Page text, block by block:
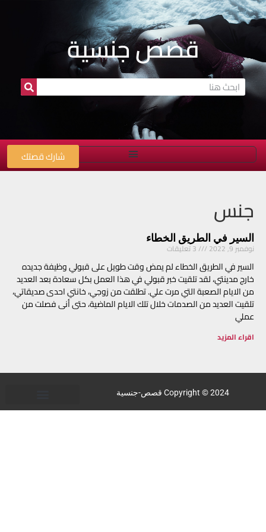
قصص جنسية
شارك قصتك
جنس
السير في الطريق الخطاء
نوفمبر 9, 2022
السير في الطريق الخطاء لم يمض وقت طويل على قبولي وظيفة جديده
خارج مدينتي، لقد تلقيت خبر قبولي في هذا العمل بكل سعادة بعد العديد
من الايام الصعبة التي مرت علي. تطلقت من زوجي، خانتي احدى صديقاتي،
تلقيت العديد من الصدمات خلال تلك الايام الماضية، حتى أنى فصلت من
عملي
اقراء المزيد
Copyright © 2024 قصص-جنسية